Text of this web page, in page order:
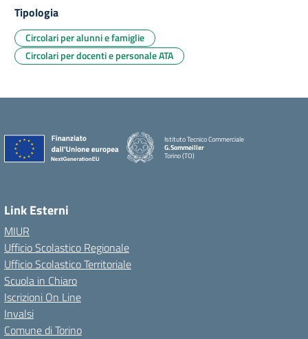
Tipologia
Circolari per alunni e famiglie
Circolari per docenti e personale ATA
Istituto Tecnico Commerciale
G.Sommeiller
Torino (TO)
Link Esterni
MIUR
Ufficio Scolastico Regionale
Ufficio Scolastico Territoriale
Scuola in Chiaro
Iscrizioni On Line
Invalsi
Comune di Torino